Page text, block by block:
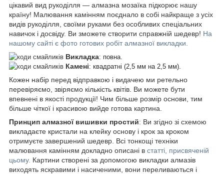
цікавий вид рукоділля ― алмазна мозаїка підкорює нашу
країну! Малювання камінням поєднало в собі найкраще з усіх
видів рукоділля, своїми руками без особливих спеціальних
навичок і досвіду. Ви зможете створити справжній шедевр! На
нашому сайті є фото готових робіт алмазної викладки.
Викладка: повна.
Камені: квадратні (2,5 мм на 2,5 мм).
Кожен набір перед відправкою і видачею ми ретельно
перевіряємо, звіряємо кількість квітів. Ви можете бути
впевнені в якості продукції! Чим більше розмір основи, тим
більше чіткої і красивою вийде готова картина.
Принцип алмазної вишивки простий: Ви згідно зі схемою
викладаєте кристали на клейку основу і крок за кроком
отримуєте завершений шедевр. Всі тонкощі техніки
малювання камінням докладно описані в статті, присвяченій
цьому. Картини створені за допомогою викладки алмазів
виходять яскравими і насиченими, вони переливаються і